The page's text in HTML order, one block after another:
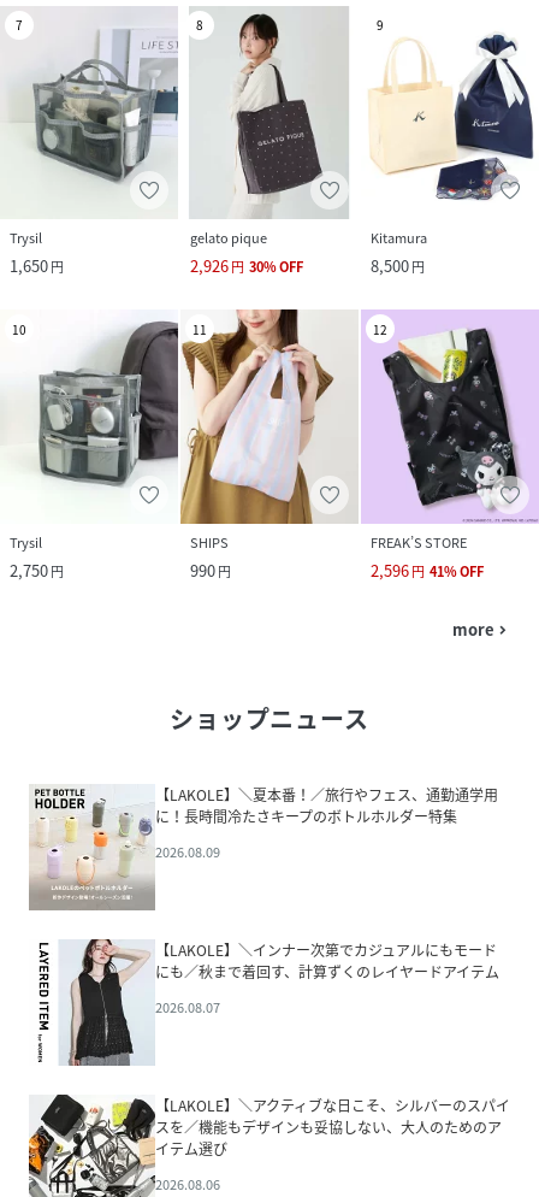
7
Trysil
1,650円
8
gelato pique
2,926円 30%OFF
9
Kitamura
8,500円
10
Trysil
2,750円
11
SHIPS
990円
12
FREAK’S STORE
2,596円 41%OFF
more navigate_next
ショップニュース
【LAKOLE】＼夏本番！／旅行やフェス、通勤通学用
に！長時間冷たさキープのボトルホルダー特集
2026.08.09
【LAKOLE】＼インナー次第でカジュアルにもモード
にも／秋まで着回す、計算ずくのレイヤードアイテム
2026.08.07
【LAKOLE】＼アクティブな日こそ、シルバーのスパイ
スを／機能もデザインも妥協しない、大人のためのア
イテム選び
2026.08.06